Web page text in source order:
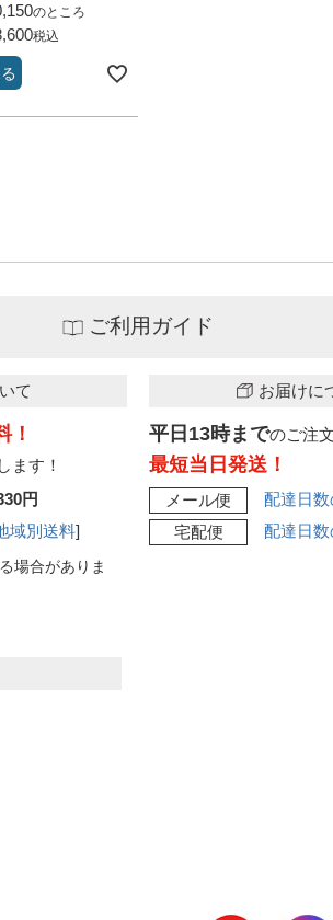
のところ
税込
ご利用ガイド
て
！
します！
円
域別送料]
場合がありま
お届けに
平日13時までのご注
最短当日発送！
メール便
配達日数
宅配便
配達日数